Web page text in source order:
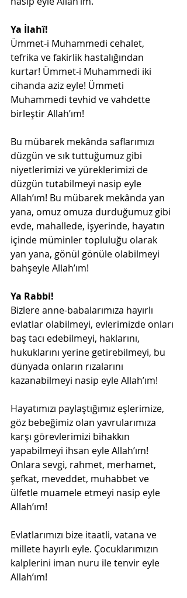
Ya İlahî!
Ümmet-i Muhammedi cehalet,
tefrika ve fakirlik hastalığından
kurtar! Ümmet-i Muhammedi iki
cihanda aziz eyle! Ümmeti
Muhammedi tevhid ve vahdette
birleştir Allah’ım!
Bu mübarek mekânda saflarımızı
düzgün ve sık tuttuğumuz gibi
niyetlerimizi ve yüreklerimizi de
düzgün tutabilmeyi nasip eyle
Allah’ım! Bu mübarek mekânda yan
yana, omuz omuza durduğumuz gibi
evde, mahallede, işyerinde, hayatın
içinde müminler topluluğu olarak
yan yana, gönül gönüle olabilmeyi
bahşeyle Allah’ım!
Ya Rabbi!
Bizlere anne-babalarımıza hayırlı
evlatlar olabilmeyi, evlerimizde onları
baş tacı edebilmeyi, haklarını,
hukuklarını yerine getirebilmeyi, bu
dünyada onların rızalarını
kazanabilmeyi nasip eyle Allah’ım!
Hayatımızı paylaştığımız eşlerimize,
göz bebeğimiz olan yavrularımıza
karşı görevlerimizi bihakkın
yapabilmeyi ihsan eyle Allah’ım!
Onlara sevgi, rahmet, merhamet,
şefkat, meveddet, muhabbet ve
ülfetle muamele etmeyi nasip eyle
Allah’ım!
Evlatlarımızı bize itaatli, vatana ve
millete hayırlı eyle. Çocuklarımızın
kalplerini iman nuru ile tenvir eyle
Allah’ım!